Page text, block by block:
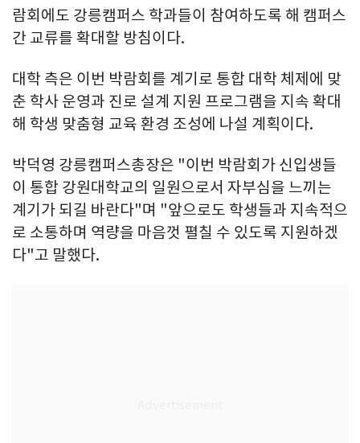
람회에도 강릉캠퍼스 학과들이 참여하도록 해 캠퍼스
간 교류를 확대할 방침이다.
대학 측은 이번 박람회를 계기로 통합 대학 체제에 맞
춘 학사 운영과 진로 설계 지원 프로그램을 지속 확대
해 학생 맞춤형 교육 환경 조성에 나설 계획이다.
박덕영 강릉캠퍼스총장은 "이번 박람회가 신입생들
이 통합 강원대학교의 일원으로서 자부심을 느끼는
계기가 되길 바란다"며 "앞으로도 학생들과 지속적으
로 소통하며 역량을 마음껏 펼칠 수 있도록 지원하겠
다"고 말했다.